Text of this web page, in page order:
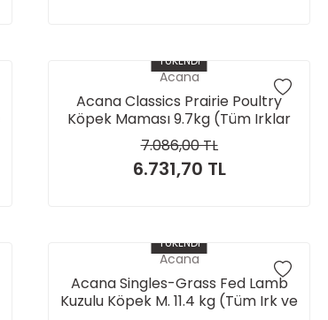
TÜKENDİ
Acana
Acana Classics Prairie Poultry
Köpek Maması 9.7kg (Tüm Irklar
ve Yaşam Evreleri İçin)
7.086,00 TL
6.731,70 TL
TÜKENDİ
Acana
Acana Singles-Grass Fed Lamb
Kuzulu Köpek M. 11.4 kg (Tüm Irk ve